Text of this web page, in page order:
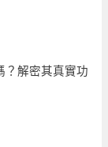
？解密其真實功